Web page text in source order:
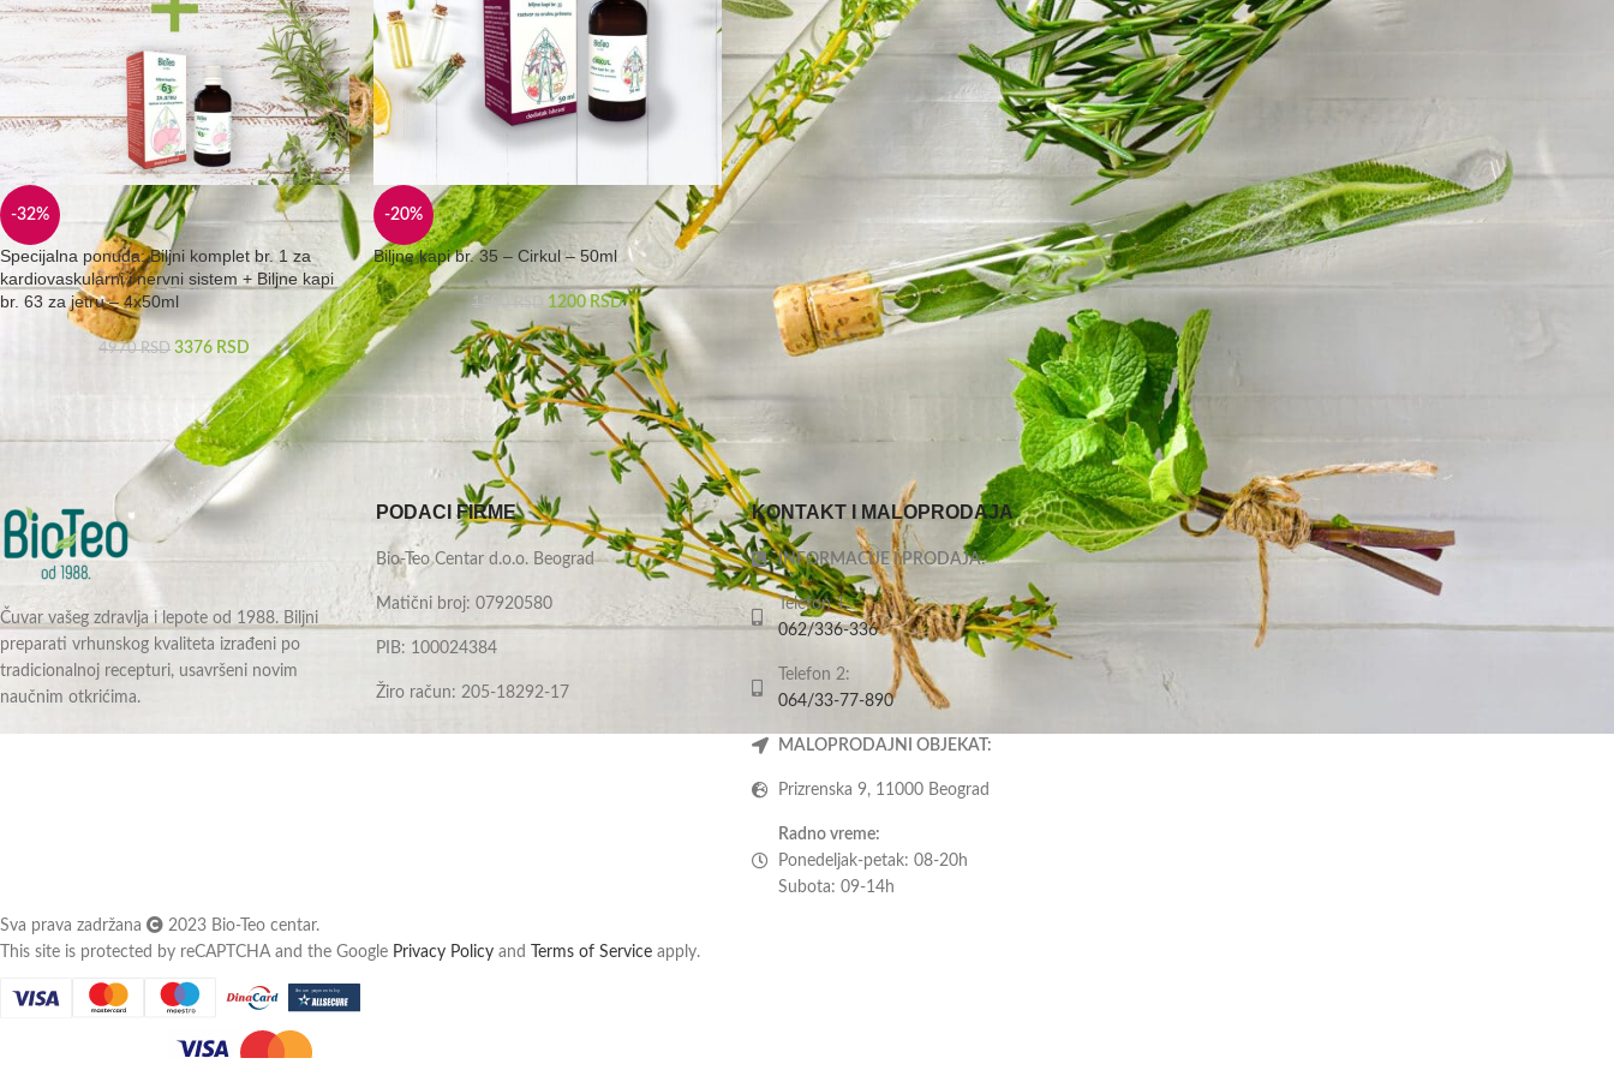
-32%
Specijalna ponuda: Biljni komplet br. 1 za
kardiovaskularni i nervni sistem + Biljne kapi
br. 63 za jetru – 4x50ml
4970RSD 3376 RSD
-20%
Biljne kapi br. 35 – Cirkul – 50ml
1500 1200 RSD
Čuvar vašeg zdravlja i lepote od 1988. Biljni
preparati vrhunskog kvaliteta izrađeni po
tradicionalnoj recepturi, usavršeni novim
naučnim otkrićima.
PODACI FIRME
Bio-Teo Centar d.o.o. Beograd
Matični broj: 07920580
PIB: 100024384
Žiro račun: 205-18292-17
KONTAKT I MALOPRODAJA
INFORMACIJE I PRODAJA:
Telefon 1:
062/336-336
Telefon 2:
064/33-77-890
MALOPRODAJNI OBJEKAT:
Prizrenska 9, 11000 Beograd
Radno vreme:
Ponedeljak-petak: 08-20h
Subota: 09-14h
KORISNI LINKOVI
Apoteke saradnici
Politika privatnosti
Uslovi korišćenja
Sva prava zadržana
2023 Bio-Teo centar.
This site is protected by reCAPTCHA and the Google Privacy Policy and Terms of Service apply.